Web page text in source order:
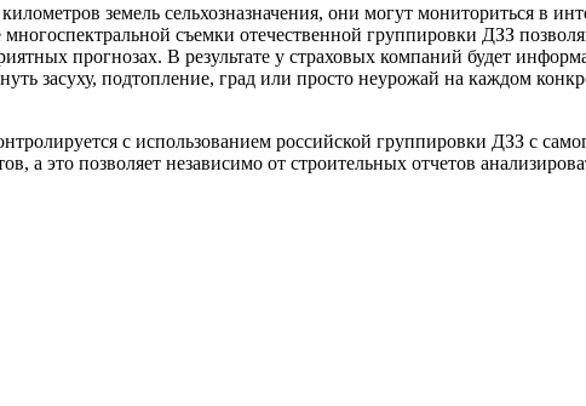
земель сельхозназначения, они могут мониториться в
съемки отечественной группировки ДЗЗ
прогнозах. В результате у страховых компаний будет
засуху, подтопление, град или просто неурожай на каждом
с использованием российской группировки ДЗЗ с
это позволяет независимо от строительных отчетов